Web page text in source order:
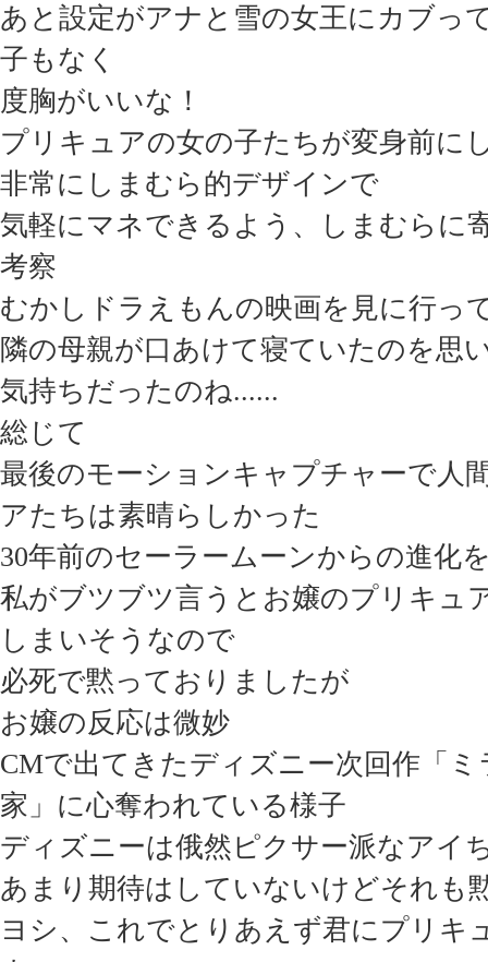
あと設定がアナと雪の女王にカブっ
子もなく
度胸がいいな！
プリキュアの女の子たちが変身前に
非常にしまむら的デザインで
気軽にマネできるよう、しまむらに
考察
むかしドラえもんの映画を見に行っ
隣の母親が口あけて寝ていたのを
気持ちだったのね......
総じて
最後のモーションキャプチャーで人
アたちは素晴らしかった
30年前のセーラームーンからの進化
私がブツブツ言うとお嬢のプリキュ
しまいそうなので
必死で黙っておりましたが
お嬢の反応は微妙
CMで出てきたディズニー次回作「
家」に心奪われている様子
ディズニーは俄然ピクサー派なアイ
あまり期待はしていないけどそれも
ヨシ、これでとりあえず君にプリキ